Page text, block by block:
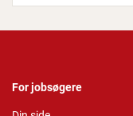
For jobsøgere